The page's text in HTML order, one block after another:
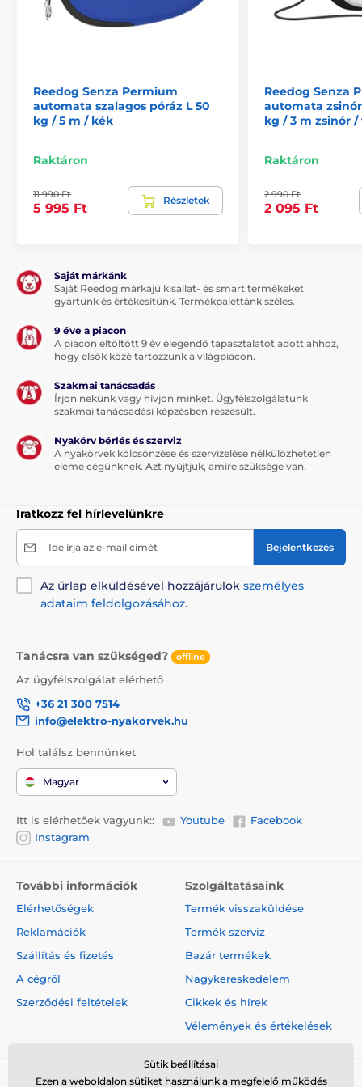
Multipozíciós szalag...
A multipozíciós szalagfunkció azt jelenti, hogy a
semmilyen hirtelen mozdulat miatt sem veszítheti el
házi kedvencét. A póráz tökéletesen alkalmazkodik a
mozgásirányhoz. Nemcsak Ön fogja jól érezni magát,
szakítószilárdságú anyagból készült. A szövet kiválóan
ellenáll a terhelésnek. A minőségi tekercselő
(szalagfeltekerő) mechanizmus biztosítja a szalag
és nem akad el.
A póráz vitathatatlan előnye a design, mely nemcsak
kényelmes és megbízható fogásról az ergonomikus
fogantyú gondoskodik. A kutya nyakörve krómozott
Design, melyet gyorsan megszeret!
Amennyiben egy termék esetében a minőség és a
modern kialakítás ötvözi egymást, könnyedén
eredeti és praktikus designnal lett ellátva. A termék
négyféle méretben és különböző színváltozatban is
kapható.
A műszaki specifikációk előzetes értesítés nélkül
A termék a következő kategóriákba sorolt
Kutyapóráz Automata póráz
Szalagos Közepes testű kutyáknak
Sétáltatási felszerelések
Reedog Senza Permium
automata szalagos póráz L 50
kg / 5 m / kék
Raktáron
11 990 Ft
5 995 Ft
Részletek
Reedog Senza
automata
kg / 3 m zsinór
Raktáron
2 990 Ft
2 095 Ft
Saját márkánk
Saját Reedog márkájú kisállat- és smart termékeket
gyártunk és értékesítünk. Termékpalettánk széles.
9 éve a piacon
A piacon eltöltött 9 év elegendő tapasztalatot adott ahhoz,
hogy elsők közé tartozzunk a világpiacon.
Szakmai tanácsadás
Írjon nekünk vagy hívjon minket. Ügyfélszolgálatunk
szakmai tanácsadási képzésben részesült.
Nyakörv bérlés és szerviz
A nyakörvek kölcsönzése és szervizelése nélkülözhetetlen
eleme cégünknek. Azt nyújtjuk, amire szüksége van.
Iratkozz fel hírlevelünkre
Ide írja az e-mail címét Bejelentkezés
Az űrlap elküldésével hozzájárulok személyes
adataim feldolgozásához.
Tanácsra van szükséged? offline
Az ügyfélszolgálat elérhető
+36 21 300 7514
info@elektro-nyakorvek.hu
Hol találsz bennünket
Magyar
Itt is elérhetőek vagyunk:: Youtube
Facebook
Instagram
További információk
Elérhetőségek
Reklamációk
Szállítás és fizetés
A cégről
Szerződési feltételek
Szolgáltatásaink
Termék visszaküldése
Termék szerviz
Bazár termékek
Nagykereskedelem
Cikkek és hírek
Vélemények és értékelések
Sütik beállításai
Ezen a weboldalon sütiket használunk a megfelelő működés